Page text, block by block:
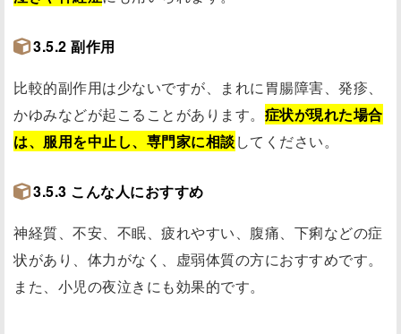
3.5.2 副作用
比較的副作用は少ないですが、まれに胃腸障害、発疹、
かゆみなどが起こることがあります。 症状が現れた場合
は、服用を中止し、専門家に相談してください。
3.5.3 こんな人におすすめ
神経質、不安、不眠、疲れやすい、腹痛、下痢などの症
状があり、体力がなく、虚弱体質の方におすすめです。
また、小児の夜泣きにも効果的です。